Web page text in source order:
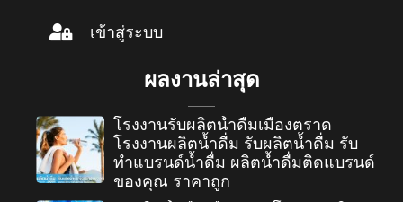
เข้าสู่ระบบ
ผลงานล่าสุด
โรงงานรับผลิตน้ำดื่มเมืองตราด
โรงงานผลิตน้ำดื่ม รับผลิตน้ำดื่ม รับ
ทำแบรนด์น้ำดื่ม ผลิตน้ำดื่มติดแบรนด์
ของคุณ ราคาถูก